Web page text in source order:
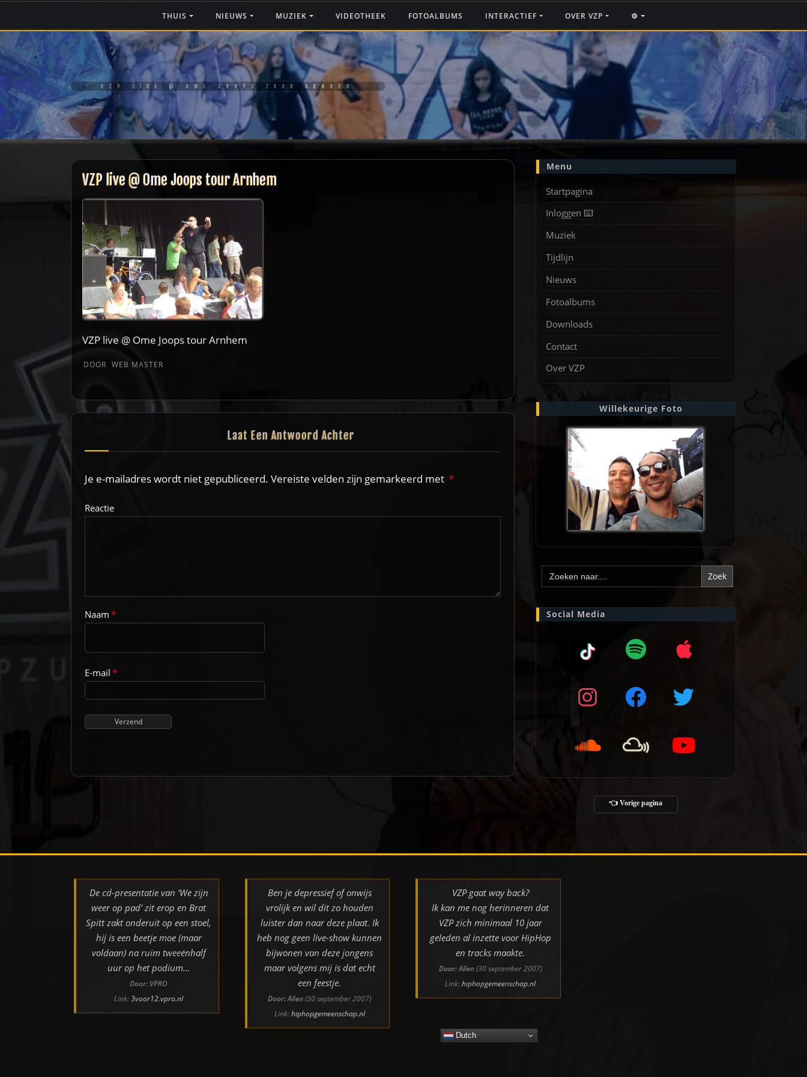
de
inhoud
THUIS NIEUWS MUZIEK VIDEOTHEEK FOTOALBUMS INTERACTIEF OVER VZP ⚙️
VZP LIVE @ OME JOOPS TOUR ARNHEM
VZP live @ Ome Joops tour Arnhem
VZP live @ Ome Joops tour Arnhem
DOOR WEB MASTER
Laat Een Antwoord Achter
Je e-mailadres wordt niet gepubliceerd. Vereiste velden zijn gemarkeerd met *
Reactie
Naam*
E-mail*
Menu
Startpagina
Inloggen ⌨️
Muziek
Tijdlijn
Nieuws
Fotoalbums
Downloads
Contact
Over VZP
Willekeurige Foto
Zoek
naar:
Social Media
👈 Vorige pagina
De cd-presentatie van ‘We zijn
weer op pad’ zit erop en Brat
Spitt zakt onderuit op een stoel,
hij is een beetje moe (maar
voldaan) na ruim tweeënhalf
uur op het podium…
Door: VPRO
Link:3voor12.vpro.nl
Ben je depressief of onwijs
vrolijk en wil dit zo houden
luister dan naar deze plaat. Ik
heb nog geen live-show kunnen
bijwonen van deze jongens
maar volgens mij is dat echt
een feestje.
Door: Alien(30 september 2007)
Link:hiphopgemeenschap.nl
VZP gaat way back?
Ik kan me nog herinneren dat
VZP zich minimaal 10 jaar
geleden al inzette voor HipHop
en tracks maakte.
Door: Alien(30 september 2007)
Link:hiphopgemeenschap.nl
Dutch